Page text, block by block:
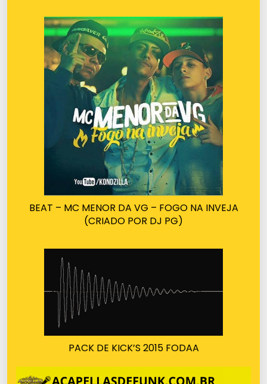
BEAT – MC MENOR DA VG – FOGO NA INVEJA
(CRIADO POR DJ PG)
PACK DE KICK’S 2015 FODAA